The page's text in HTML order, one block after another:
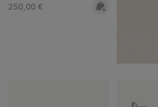
Regular price:
250,00 €